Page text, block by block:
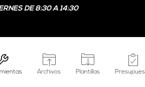
DE 8:30 A 14:30
Archivos Plantillas